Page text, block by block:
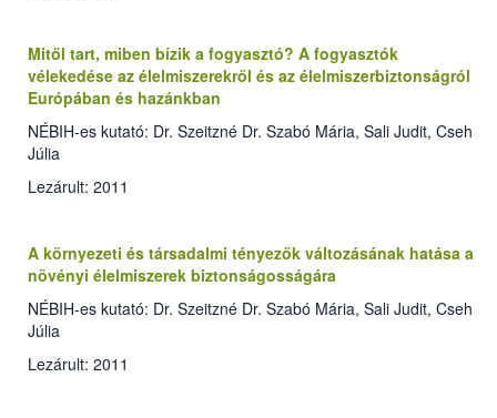
Mitől tart, miben bízik a fogyasztó? A fogyasztók
vélekedése az élelmiszerekről és az élelmiszerbiztonságról
Európában és hazánkban
NÉBIH-es kutató: Dr. Szeitzné Dr. Szabó Mária, Sali Judit, Cseh
Júlia
Lezárult: 2011
A környezeti és társadalmi tényezők változásának hatása a
növényi élelmiszerek biztonságosságára
NÉBIH-es kutató: Dr. Szeitzné Dr. Szabó Mária, Sali Judit, Cseh
Júlia
Lezárult: 2011